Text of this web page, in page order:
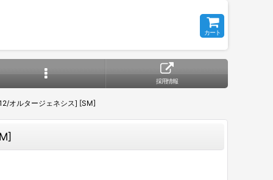
カート
採用情報
オルタージェネシス] [SM]